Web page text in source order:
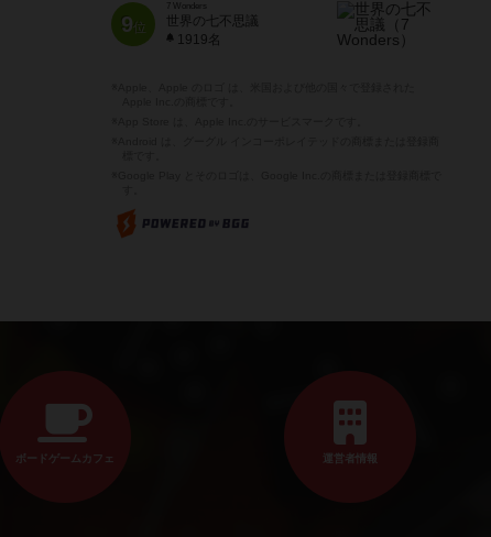
9位
7 Wonders
世界の七不思議
1919名
ボードゲームカフェ 運営者情報